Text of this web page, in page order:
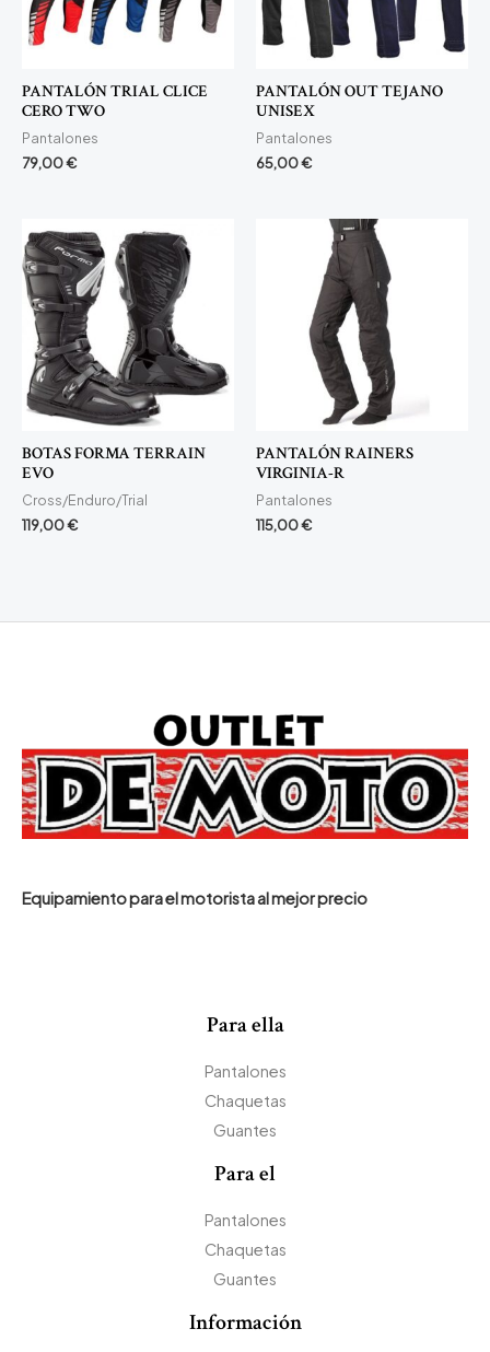
PANTALÓN TRIAL CLICE
CERO TWO
Pantalones
79,00€
PANTALÓN OUT TEJANO
UNISEX
Pantalones
65,00€
BOTAS FORMA TERRAIN
EVO
Cross/Enduro/Trial
119,00€
PANTALÓN RAINERS
VIRGINIA-R
Pantalones
115,00€
Equipamiento para el motorista al mejor precio
Para ella
Pantalones
Chaquetas
Guantes
Para el
Pantalones
Chaquetas
Guantes
Información